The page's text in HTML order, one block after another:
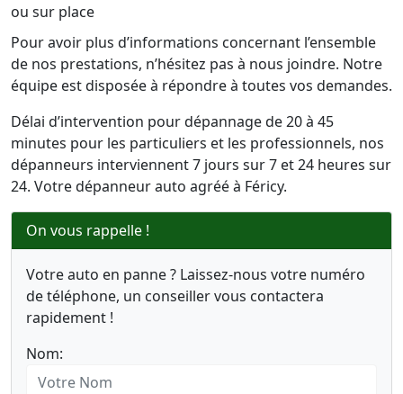
ou sur place
Pour avoir plus d’informations concernant l’ensemble
de nos prestations, n’hésitez pas à nous joindre. Notre
équipe est disposée à répondre à toutes vos demandes.
Délai d’intervention pour dépannage de 20 à 45
minutes pour les particuliers et les professionnels, nos
dépanneurs interviennent 7 jours sur 7 et 24 heures sur
24. Votre dépanneur auto agréé à Féricy.
On vous rappelle !
Votre auto en panne ? Laissez-nous votre numéro
de téléphone, un conseiller vous contactera
rapidement !
Nom: